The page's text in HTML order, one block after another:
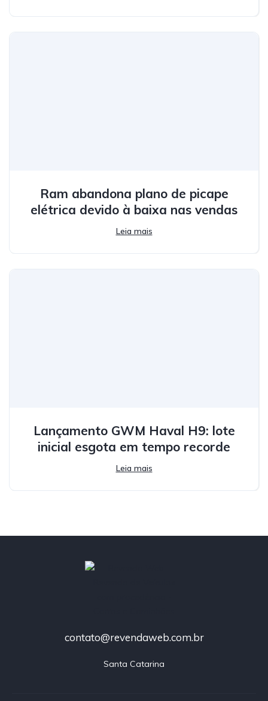
Ram abandona plano de picape
elétrica devido à baixa nas vendas
Leia mais
Lançamento GWM Haval H9: lote
inicial esgota em tempo recorde
Leia mais
contato@revendaweb.com.br
Santa Catarina